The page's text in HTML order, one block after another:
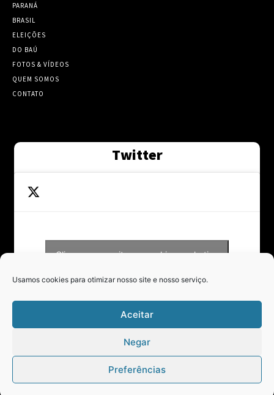
Usamos cookies para otimizar nosso site e nosso serviço.
Aceitar
Negar
Preferências
PARANÁ
BRASIL
ELEIÇÕES
DO BAÚ
FOTOS & VÍDEOS
QUEM SOMOS
CONTATO
Twitter
Clique para aceitar os cookies marketing